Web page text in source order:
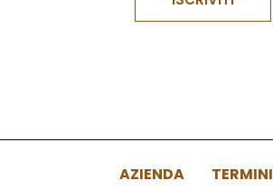
AZIENDA TERMINI